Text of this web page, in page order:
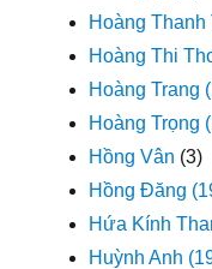
Hoàng Thanh
Hoàng Thi
Hoàng Trang
Hoàng Trọng
Hồng Vân (3)
Hồng Đăng
Hứa Kính
Huỳnh Anh